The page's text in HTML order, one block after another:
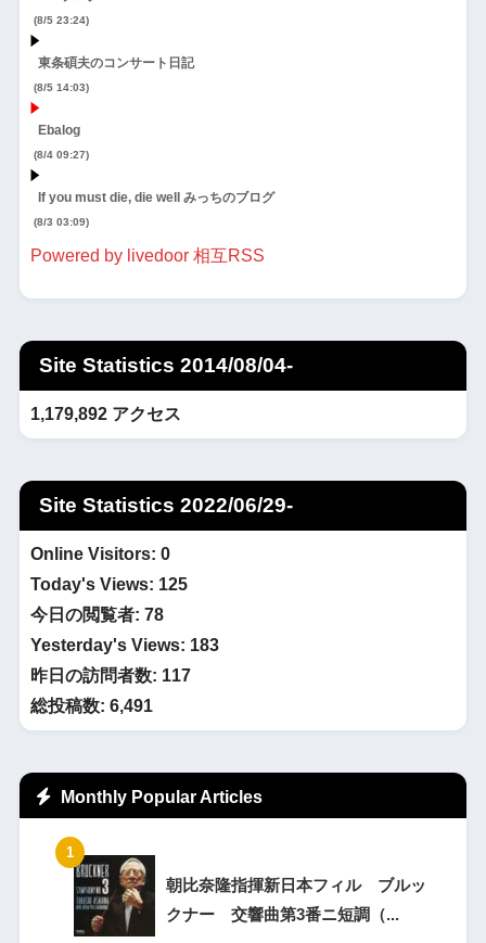
(8/5 23:24)
東条碩夫のコンサート日記
(8/5 14:03)
Ebalog
(8/4 09:27)
If you must die, die well みっちのブログ
(8/3 03:09)
Powered by livedoor 相互RSS
Site Statistics 2014/08/04-
1,179,892 アクセス
Site Statistics 2022/06/29-
Online Visitors: 0
Today's Views: 125
今日の閲覧者: 78
Yesterday's Views: 183
昨日の訪問者数: 117
総投稿数: 6,491
Monthly Popular Articles
朝比奈隆指揮新日本フィル ブルッ
クナー 交響曲第3番ニ短調（...